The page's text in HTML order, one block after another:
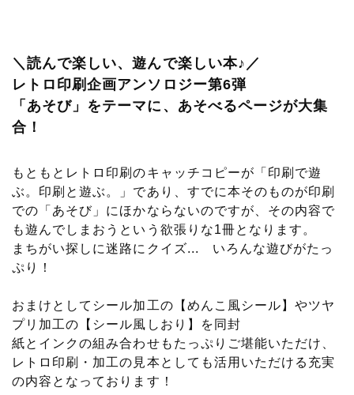
＼読んで楽しい、遊んで楽しい本♪／
レトロ印刷企画アンソロジー第6弾
「あそび」をテーマに、あそべるページが大集
合！
もともとレトロ印刷のキャッチコピーが「印刷で遊
ぶ。印刷と遊ぶ。」であり、すでに本そのものが印刷
での「あそび」にほかならないのですが、その内容で
も遊んでしまおうという欲張りな1冊となります。
まちがい探しに迷路にクイズ... いろんな遊びがたっ
ぷり！
おまけとしてシール加工の【めんこ風シール】やツヤ
プリ加工の【シール風しおり】を同封
紙とインクの組み合わせもたっぷりご堪能いただけ、
レトロ印刷・加工の見本としても活用いただける充実
の内容となっております！